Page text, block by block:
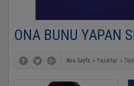
ONA BUNU YAPAN
Ana Sayfa » Yazarlar »